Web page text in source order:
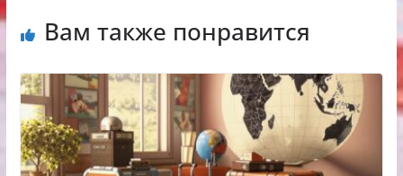
Вам также понравится